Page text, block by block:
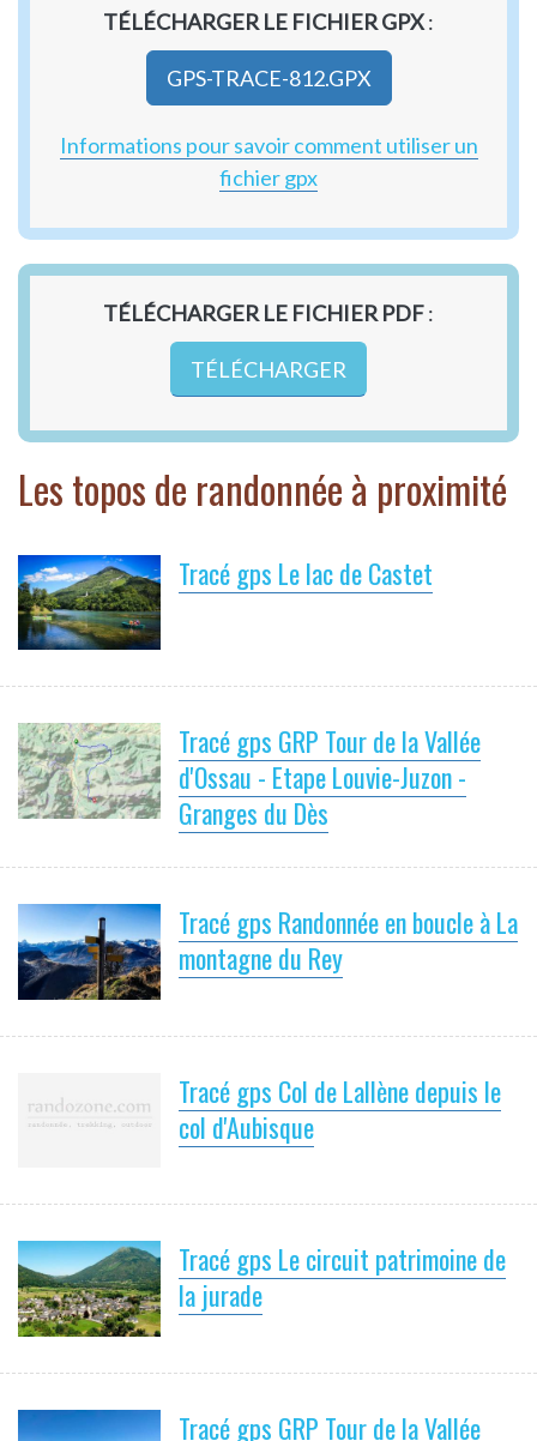
TÉLÉCHARGER LE FICHIER GPX:
GPS-TRACE-812.GPX
Informations pour savoir comment utiliser un
fichier gpx
TÉLÉCHARGER LE FICHIER PDF:
TÉLÉCHARGER
Les topos de randonnée à proximité
Tracé gps Le lac de Castet
Tracé gps GRP Tour de la Vallée
d'Ossau - Etape Louvie-Juzon -
Granges du Dès
Tracé gps Randonnée en boucle à La
montagne du Rey
Tracé gps Col de Lallène depuis le
col d'Aubisque
Tracé gps Le circuit patrimoine de
la jurade
Tracé gps GRP Tour de la Vallée